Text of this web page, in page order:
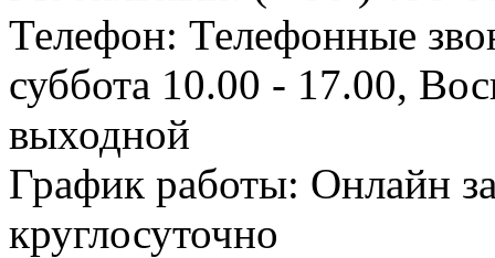
Телефон: Телефонные
суббота 10.00 - 17.00,
выходной
График работы: Онлайн
круглосуточно